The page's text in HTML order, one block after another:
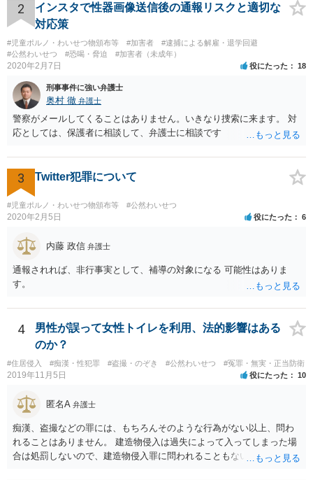
2
インスタで性器画像送信後の通報リスクと適切な
対応策
#児童ポルノ・わいせつ物頒布等 #加害者
#逮捕による解雇・退学回避
#公然わいせつ
#恐喝・脅迫 #加害者（未成年）
2020年2月7日 役にたった 18
刑事事件に強い弁護士
奥村 徹 弁護士
警察がメールしてくることはありません。いきなり捜索に来ます。 対
応としては、保護者に相談して、弁護士に相談です
3 Twitter犯罪について
#児童ポルノ・わいせつ物頒布等 #公然わいせつ
2020年2月5日 役にたった 6
内藤 政信 弁護士
通報されれば、非行事実として、補導の対象になる 可能性はありま
す。
4
男性が誤って女性トイレを利用、法的影響はある
のか？
#住居侵入 #痴漢・性犯罪 #盗撮・のぞき #公然わいせつ #冤罪・無実・正当防衛
2019年11月5日 役にたった 10
匿名A 弁護士
痴漢、盗撮などの罪には、もちろんそのような行為がない以上、問わ
れることはありません。 建造物侵入は過失によって入ってしまった場
合は処罰しないので、建造物侵入罪に問われることもないでしょう。